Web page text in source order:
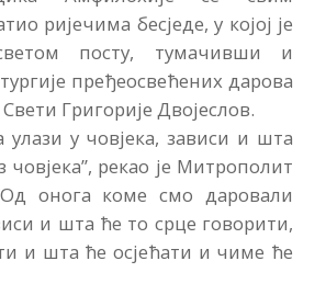
ријечима бесједе, у којој је
посту, тумачивши и
пређеосвећених дарова
Свети Григорије Двојеслов.
у човјека, зависи и шта
човјека”, рекао је Митрополит
онога коме смо даровали
и шта ће то срце говорити,
и шта ће осјећати и чиме ће